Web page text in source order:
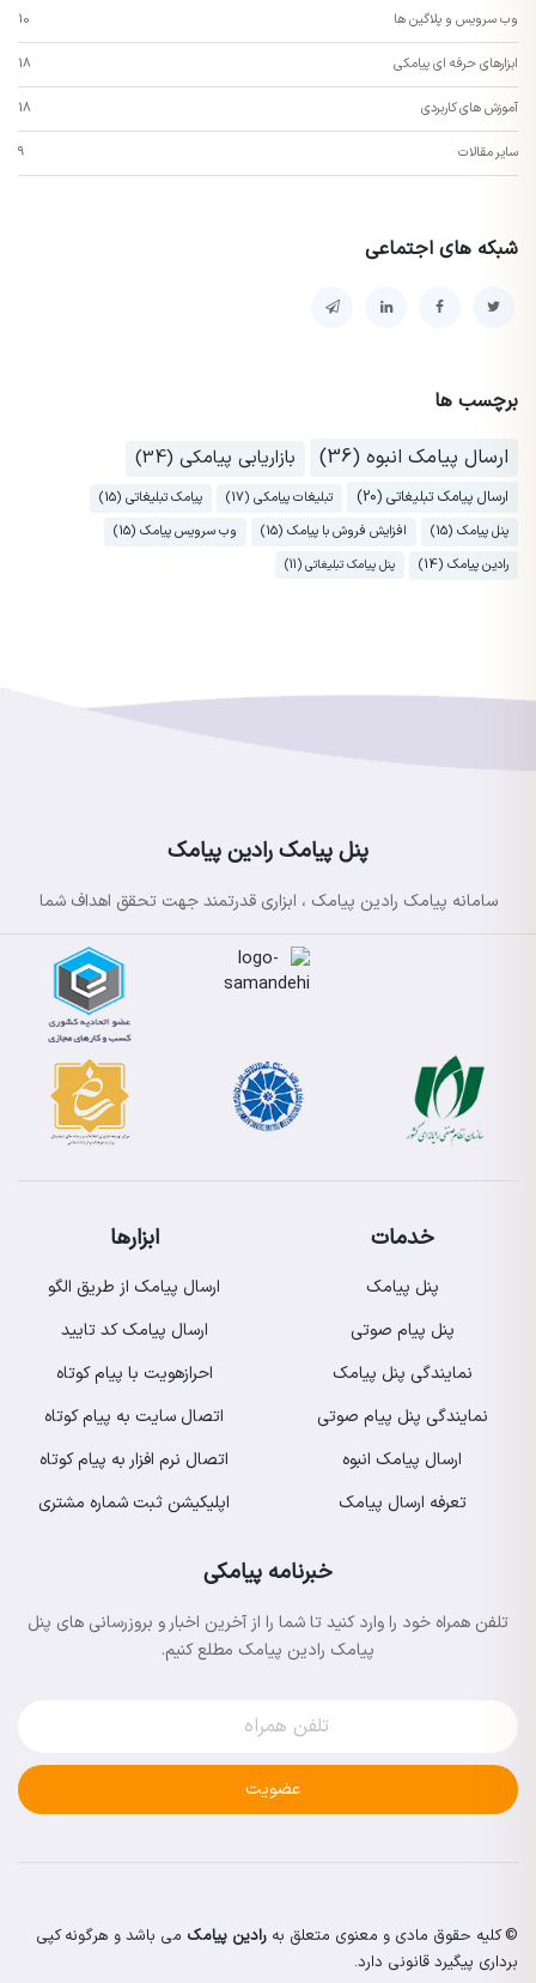
وب سرویس و پلاگین ها 10
ابزارهای حرفه ای پیامکی 18
آموزش های کاربردی 18
سایر مقالات 9
شبکه های اجتماعی
برچسب ها
ارسال پیامک انبوه (36)
بازاریابی پیامکی (34)
ارسال پیامک تبلیغاتی (20) تبلیغات پیامکی (17)
پیامک تبلیغاتی (15)
پنل پیامک (15)
افزایش فروش با پیامک (15)
وب سرویس پیامک (15)
رادین پیامک (14)
پنل پیامک تبلیغاتی (11)
پنل پیامک رادین پیامک
سامانه پیامک رادین پیامک ، ابزاری قدرتمند جهت تحقق اهداف شما
خدمات
پنل پیامک
پنل پیام صوتی
نمایندگی پنل پیامک
نمایندگی پنل پیام صوتی
ارسال پیامک انبوه
تعرفه ارسال پیامک
ابزارها
ارسال پیامک از طریق الگو
ارسال پیامک کد تایید
احرازهویت با پیام کوتاه
اتصال سایت به پیام کوتاه
اتصال نرم افزار به پیام کوتاه
اپلیکیشن ثبت شماره مشتری
خبرنامه پیامکی
تلفن همراه خود را وارد کنید تا شما را از آخرین اخبار و بروزرسانی های پنل
پیامک رادین پیامک مطلع کنیم.
عضویت
© کلیه حقوق مادی و معنوی متعلق به رادین پیامک می باشد و هرگونه کپی
برداری پیگیرد قانونی دارد.